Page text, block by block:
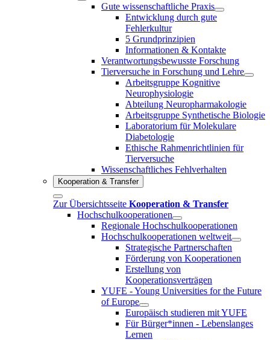
Gute wissenschaftliche Praxis
Entwicklung durch gute
Fehlerkultur
5 Grundprinzipien
Informationen & Kontakte
Verantwortungsbewusste Forschung
Tierversuche in Forschung und Lehre
Arbeitsgruppe Kognitive
Neurophysiologie
Abteilung Neuropharmakologie
Arbeitsgruppe Synthetische Biologie
Laboratorium für Molekulare
Diabetologie
Ethische Rahmenrichtlinien für
Tierversuche
Wissenschaftliches Fehlverhalten
Kooperation & Transfer
Zur Übersichtsseite Kooperation & Transfer
Hochschulkooperationen
Regionale Hochschulkooperationen
Hochschulkooperationen weltweit
Strategische Partnerschaften
Förderung von Kooperationen
Erstellung von
Kooperationsverträgen
YUFE - Young Universities for the Future
of Europe
Europäisch studieren mit YUFE
Für Bürger*innen - Lebenslanges
Lernen